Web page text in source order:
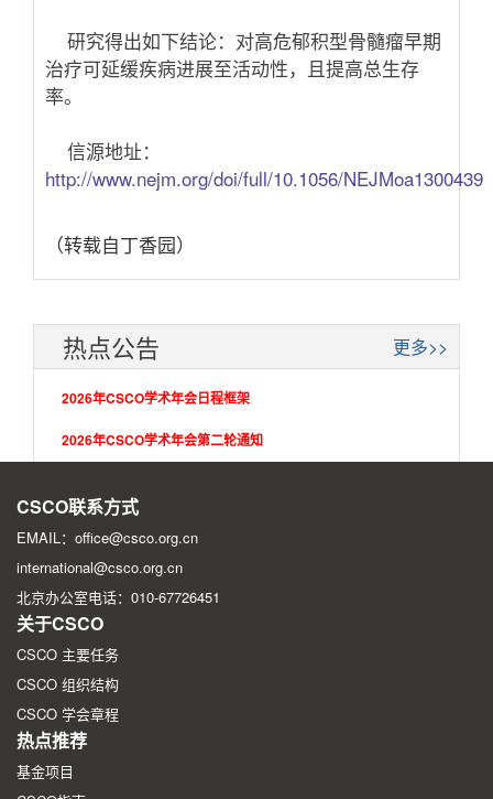
研究得出如下结论：对高危郁积型骨髓瘤早期
治疗可延缓疾病进展至活动性，且提高总生存
率。
信源地址：
http://www.nejm.org/doi/full/10.1056/NEJMoa1300439
（转载自丁香园）
热点公告 更多>>
2026年CSCO学术年会日程框架
2026年CSCO学术年会第二轮通知
CSCO联系方式
EMAIL：office@csco.org.cn
international@csco.org.cn
北京办公室电话：010-67726451
关于CSCO
CSCO 主要任务
CSCO 组织结构
CSCO 学会章程
热点推荐
基金项目